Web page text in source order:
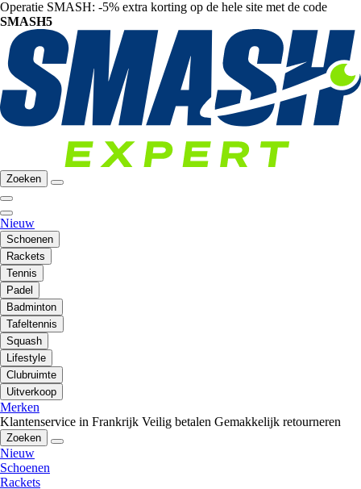
Operatie SMASH: -5% extra korting op de hele site met de code
SMASH5
Zoeken
Nieuw
Schoenen
Rackets
Tennis
Padel
Badminton
Tafeltennis
Squash
Lifestyle
Clubruimte
Uitverkoop
Merken
Klantenservice in Frankrijk Veilig betalen Gemakkelijk retourneren
Zoeken
Nieuw
Schoenen
Rackets